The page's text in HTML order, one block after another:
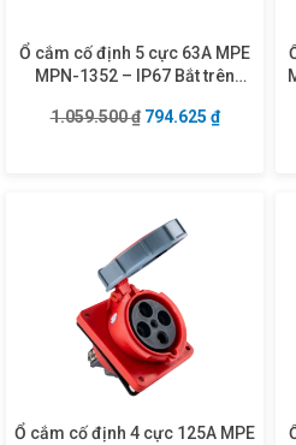
Ổ cắm cố định 5 cực 63A MPE
MPN-1352 – IP67 Bắt trên
1.059.500₫ Giá gốc là:
794.625 ₫Giá hiện
Ổ cắm cố định 4 cực 125A MPE